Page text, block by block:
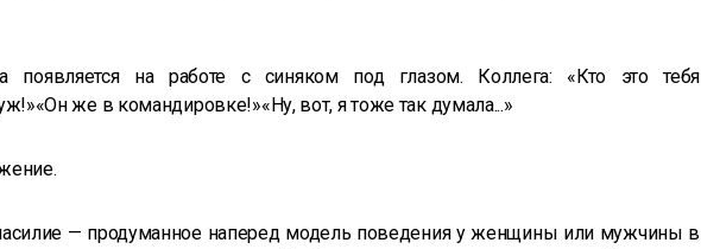
появляется на работе с синяком под глазом. Коллега: «Кто это тебя
же в командировке!»«Ну, вот, я тоже так думала...»
— продуманное наперед модель поведения у женщины или мужчины в